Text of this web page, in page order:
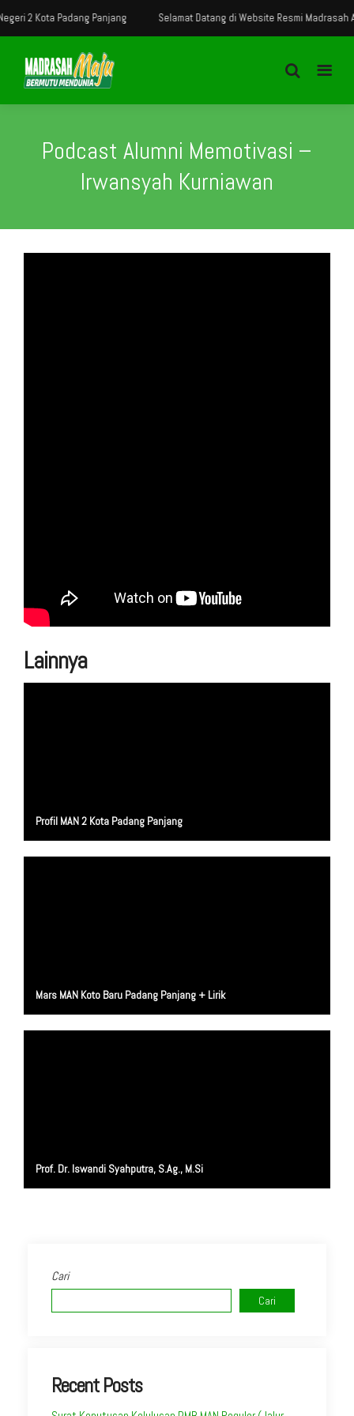
2 Kota Padang Panjang Selamat Datang di Website Resmi Madrasah
Podcast Alumni Memotivasi –
Irwansyah Kurniawan
Lainnya
Profil MAN 2 Kota Padang Panjang
Mars MAN Koto Baru Padang Panjang + Lirik
Prof. Dr. Iswandi Syahputra, S.Ag., M.Si
Cari
Cari
Recent Posts